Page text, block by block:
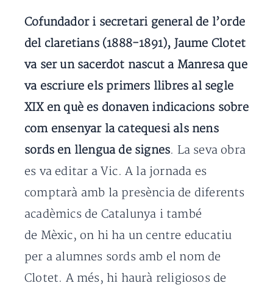
Cofundador i secretari general de l’orde
del claretians (1888-1891), Jaume Clotet
va ser un sacerdot nascut a Manresa que
va escriure els primers llibres al segle
XIX en què es donaven indicacions sobre
com ensenyar la catequesi als nens
sords en llengua de signes. La seva obra
es va editar a Vic. A la jornada es
comptarà amb la presència de diferents
acadèmics de Catalunya i també
de Mèxic, on hi ha un centre educatiu
per a alumnes sords amb el nom de
Clotet. A més, hi haurà religiosos de